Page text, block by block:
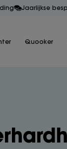
Jaarlijkse
Quooker